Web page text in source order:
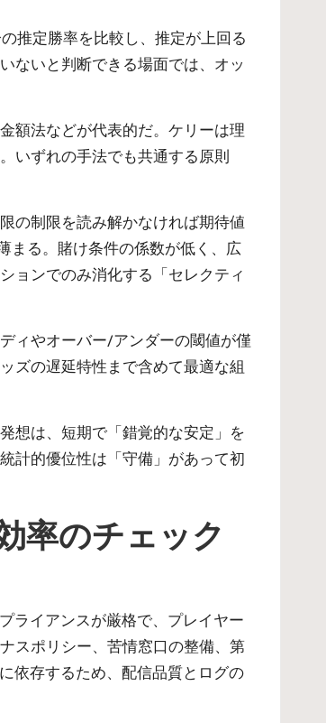
推定勝率を比較し、推定が上回る
ないと判断できる場面では、オッ
額法などが代表的だ。ケリーは理
いずれの手法でも共通する原則
の制限を読み解かなければ期待値
まる。賭け条件の係数が低く、広
ョンでのみ消化する「セレクティ
ィやオーバー/アンダーの閾値が僅
ズの遅延特性まで含めて最適な組
想は、短期で「錯覚的な安定」を
計的優位性は「守備」があって初
率のチェック
ライアンスが厳格で、プレイヤー
スポリシー、苦情窓口の整備、第
依存するため、配信品質とログの